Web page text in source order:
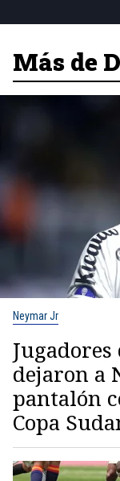
Más de
Neymar Jr
dejaron a
pantalón
Copa